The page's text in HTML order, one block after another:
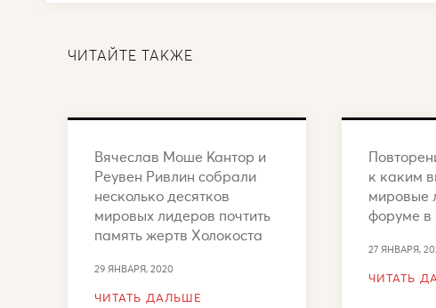
ЧИТАЙТЕ ТАКЖЕ
Вячеслав Моше Кантор и
Реувен Ривлин собрали
несколько десятков
мировых лидеров почтить
память жертв Холокоста
29 ЯНВАРЯ, 2020
ЧИТАТЬ ДАЛЬШЕ
к каким
мировые
форуме в
27 ЯНВАРЯ,
ЧИТАТЬ